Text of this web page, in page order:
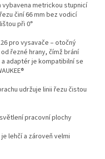
vybavena metrickou stupnicí
činí 66 mm bez vodicí
při 0°
pro vysavače – otočný
řezné hrany, čímž brání
adaptér je kompatibilní se
udržuje linii řezu čistou
pracovní plochy
lehčí a zároveň velmi